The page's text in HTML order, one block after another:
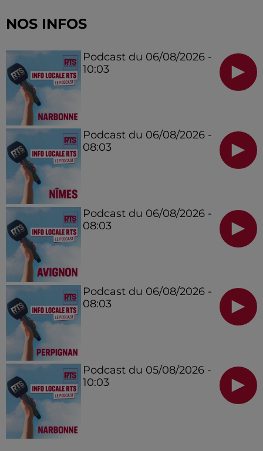
NOS INFOS
Podcast du 06/08/2026 -
10:03
Podcast du 06/08/2026 -
08:03
Podcast du 06/08/2026 -
08:03
Podcast du 06/08/2026 -
08:03
Podcast du 05/08/2026 -
10:03